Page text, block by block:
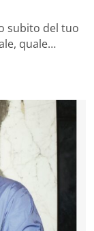
subito del tuo
quale…